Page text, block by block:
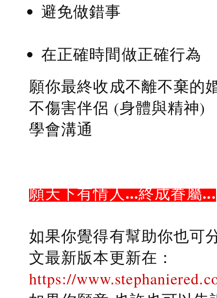
避免做錯事
在正確時間做正確行為
願你最終收成不離不棄的
不傷害伴侶 (身體與精神)
學會溝通
願天下有情人...終成眷屬...
如果你覺得有幫助你也可
文最新版本更新在：
https://